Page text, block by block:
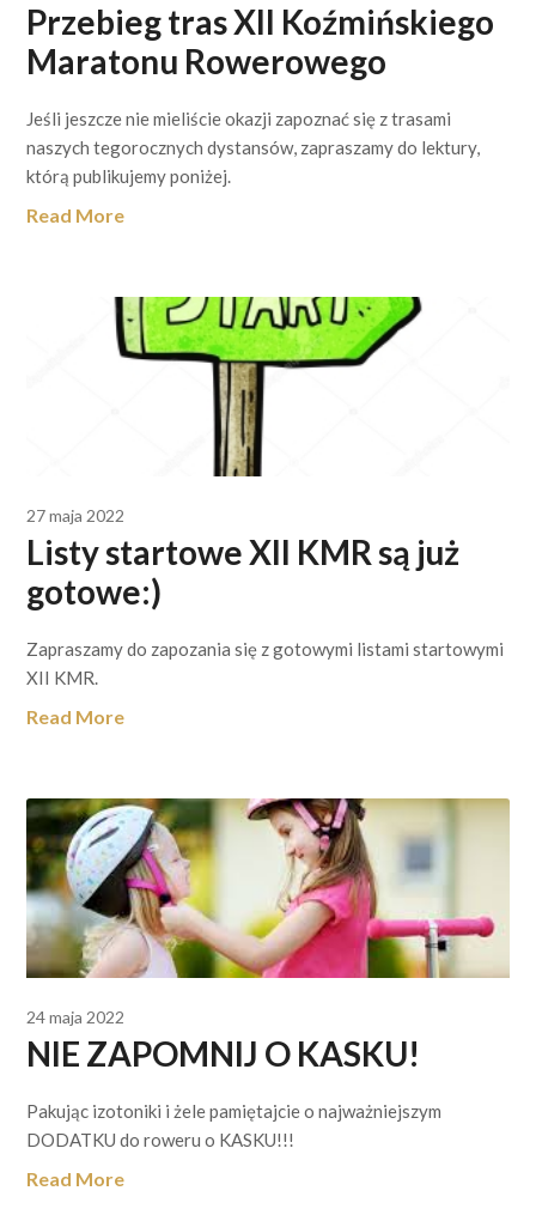
Przebieg tras XII Koźmińskiego
Maratonu Rowerowego
Jeśli jeszcze nie mieliście okazji zapoznać się z trasami
naszych tegorocznych dystansów, zapraszamy do lektury,
którą publikujemy poniżej.
Read More
27 maja 2022
Listy startowe XII KMR są już
gotowe:)
Zapraszamy do zapozania się z gotowymi listami startowymi
XII KMR.
Read More
24 maja 2022
NIE ZAPOMNIJ O KASKU!
Pakując izotoniki i żele pamiętajcie o najważniejszym
DODATKU do roweru o KASKU!!!
Read More